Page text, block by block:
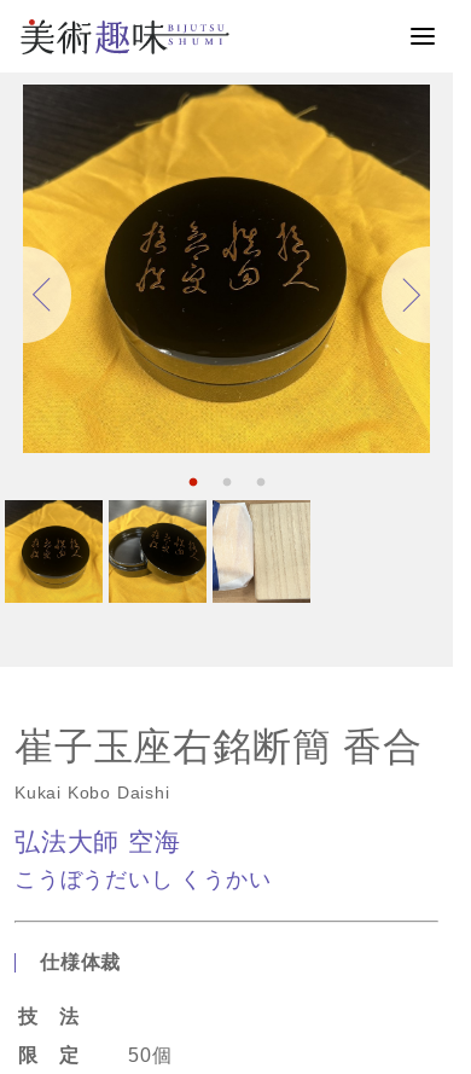
崔子玉座右銘断簡 香合
Kukai Kobo Daishi
弘法大師 空海
こうぼうだいし くうかい
仕様体裁
技 法
限 定
50個